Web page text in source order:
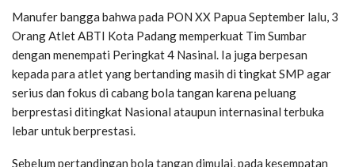
Manufer bangga bahwa pada PON XX Papua September lalu, 3
Orang Atlet ABTI Kota Padang memperkuat Tim Sumbar
dengan menempati Peringkat 4 Nasinal. Ia juga berpesan
kepada para atlet yang bertanding masih di tingkat SMP agar
serius dan fokus di cabang bola tangan karena peluang
berprestasi ditingkat Nasional ataupun internasinal terbuka
lebar untuk berprestasi.
Sebelum pertandingan bola tangan dimulai, pada kesempatan